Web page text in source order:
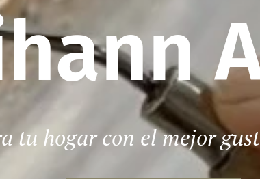
tu hogar con el mejor